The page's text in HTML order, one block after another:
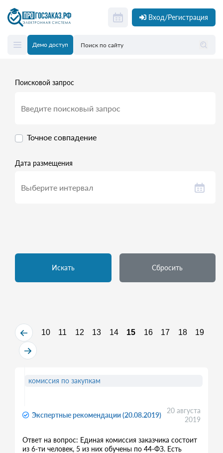
Вход/Регистрация
Демо доступ
Поисковой запрос
Точное совпадение
Дата размещения
Искать Сбросить
10 11 12 13 14 15 16 17 18 19
Экспертные рекомендации (20.08.2019)
20 августа
2019
Ответ на вопрос: Единая комиссия заказчика состоит
из 6-ти человек, 5 из них обучены по 44-ФЗ. Есть
комиссия по закупкам